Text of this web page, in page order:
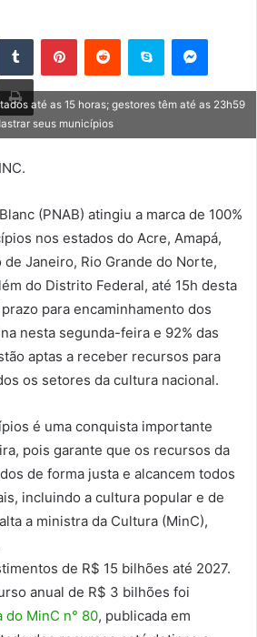
até as 15 horas; gestores têm até as 23h59
seus municípios
(PNAB) atingiu a marca de 100%
nos estados do Acre, Amapá,
de Janeiro, Rio Grande do Norte,
do Distrito Federal, até 15h desta
para encaminhamento dos
nesta segunda-feira e 92% das
aptas a receber recursos para
os setores da cultura nacional.
é uma conquista importante
pois garante que os recursos da
de forma justa e alcancem todos
incluindo a cultura popular e de
a ministra da Cultura (MinC),
de R$ 15 bilhões até 2027.
anual de R$ 3 bilhões foi
do MinC n° 80, publicada em